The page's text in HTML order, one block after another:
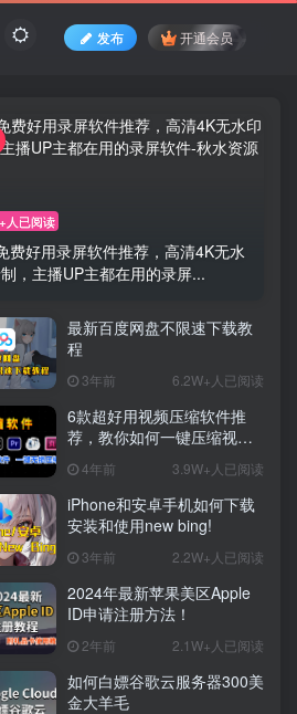
发布 开通会员
人已阅读
费好用录屏软件推荐，高清4K无水
，主播UP主都在用的录屏...
最新百度网盘不限速下载教
程
3年前 6.2W+人已阅读
6款超好用视频压缩软件推
荐，教你如何一键压缩视
用担心硬盘爆掉了！
4年前 3.9W+人已阅读
iPhone和安卓手机如何下载
安装和使用new bing!
3年前 2.2W+人已阅读
2024年最新苹果美区Apple
ID申请注册方法！
2年前 2.1W+人已阅读
如何白嫖谷歌云服务器300美
金大羊毛